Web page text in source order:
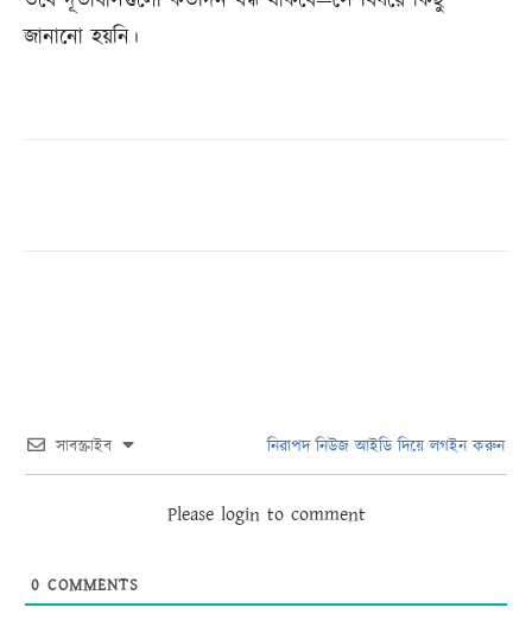
জানানো হয়নি।
সাবস্ক্রাইব নিরাপদ নিউজ আইডি দিয়ে লগইন করুন
Please login to comment
0 COMMENTS